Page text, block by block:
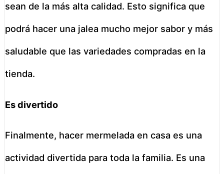
sean de la más alta calidad. Esto significa que
podrá hacer una jalea mucho mejor sabor y más
saludable que las variedades compradas en la
tienda.
Es divertido
Finalmente, hacer mermelada en casa es una
actividad divertida para toda la familia. Es una